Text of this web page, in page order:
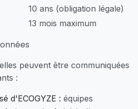
10 ans (obligation légale)
13 mois maximum
peuvent être communiquées
:
d'ECOGYZE : équipes